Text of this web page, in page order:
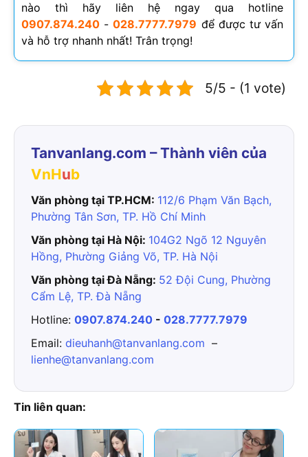
nào thì hãy liên hệ ngay qua hotline
0907.874.240 -028.7777.7979 để được tư vấn
và hỗ trợ nhanh nhất! Trân trọng!
5/5 - (1 vote)
Tanvanlang.com – Thành viên của
VnHub
Văn phòng tại TP.HCM: 112/6 Phạm Văn Bạch,
Phường Tân Sơn, TP. Hồ Chí Minh
Văn phòng tại Hà Nội: 104G2 Ngõ 12 Nguyên
Hồng, Phường Giảng Võ, TP. Hà Nội
Văn phòng tại Đà Nẵng: 52 Đội Cung, Phường
Cẩm Lệ, TP. Đà Nẵng
Hotline: 0907.874.240 - 028.7777.7979
Email: dieuhanh@tanvanlang.com –
lienhe@tanvanlang.com
Tin liên quan: